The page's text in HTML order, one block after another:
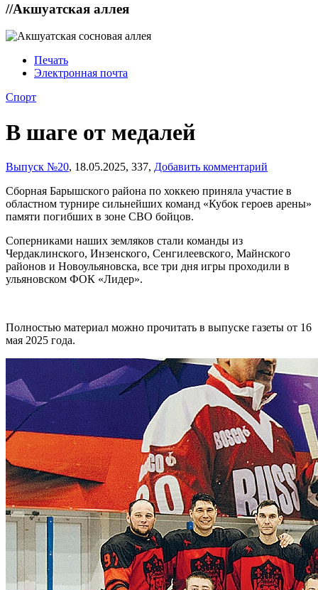
//Акшуатская аллея
Печать
Электронная почта
Спорт
В шаге от медалей
Выпуск №20, 18.05.2025, 337, Добавить комментарий
Сборная Барышского района по хоккею приняла участие в
областном турнире сильнейших команд «Кубок героев арены»
памяти погибших в зоне СВО бойцов.
Соперниками наших земляков стали команды из
Чердаклинского, Инзенского, Сенгилеевского, Майнского
районов и Новоульяновска, все три дня игры проходили в
ульяновском ФОК «Лидер».
Полностью материал можно прочитать в выпуске газеты от 16
мая 2025 года.